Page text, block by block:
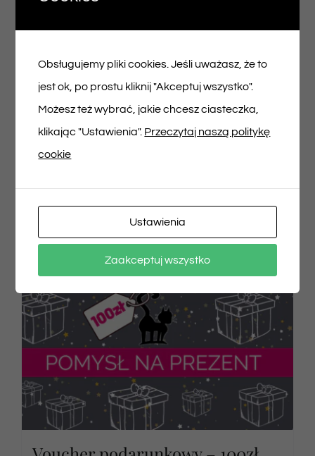
Voucher podarunkowy – 200zł
Dodaj do koszyka Szczegóły
Obsługujemy pliki cookies. Jeśli uważasz, że to
jest ok, po prostu kliknij "Akceptuj wszystko".
Możesz też wybrać, jakie chcesz ciasteczka,
klikając "Ustawienia". Przeczytaj naszą politykę
cookie
Ustawienia
Zaakceptuj wszystko